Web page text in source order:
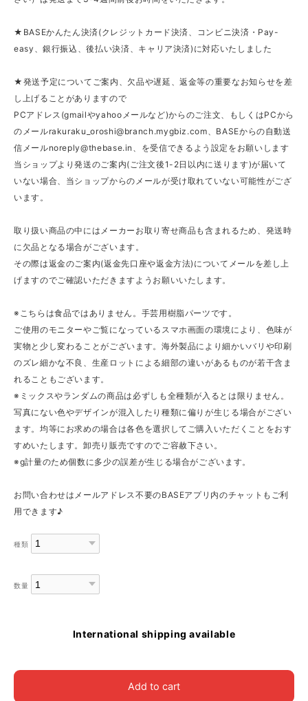
★BASEかんたん決済(クレジットカード決済、コンビニ決済・Pay-
easy、銀行振込、後払い決済、キャリア決済)に対応いたしました
★発送予定についてご案内、欠品や遅延、返金等の重要なお知らせを差
し上げることがありますので
PCアドレス(gmailやyahooメールなど)からのご注文、もしくはPCから
のメールrakuraku_oroshi@branch.mygbiz.com 、BASEからの自動送
信メールnoreply@thebase.in
、を受信できるよう設定をお願いします
当ショップより発送のご案内(ご注文後1-2日以内に送ります)が届いて
いない場合、当ショップからのメールが受け取れていない可能性がござ
います。
取り扱い商品の中にはメーカーお取り寄せ商品も含まれるため、発送時
に欠品となる場合がございます。
その際は返金のご案内(返金先口座や返金方法)についてメールを差し上
げますのでご確認いただきますようお願いいたします。
※こちらは食品ではありません。手芸用樹脂パーツです。
ご使用のモニターやご覧になっているスマホ画面の環境により、色味が
実物と少し変わることがございます。海外製品により細かいバリや印刷
のズレ細かな不良、生産ロットによる細部の違いがあるものが若干含ま
れることもございます。
※ミックスやランダムの商品は必ずしも全種類が入るとは限りません。
写真にない色やデザインが混入したり種類に偏りが生じる場合がござい
ます。均等にお求めの場合は各色を選択してご購入いただくことをおす
すめいたします。卸売り販売ですのでご容赦下さい。
※g計量のため個数に多少の誤差が生じる場合がございます。
お問い合わせはメールアドレス不要のBASEアプリ内のチャットもご利
用できます♪
種類
数量
International shipping available
Add to cart